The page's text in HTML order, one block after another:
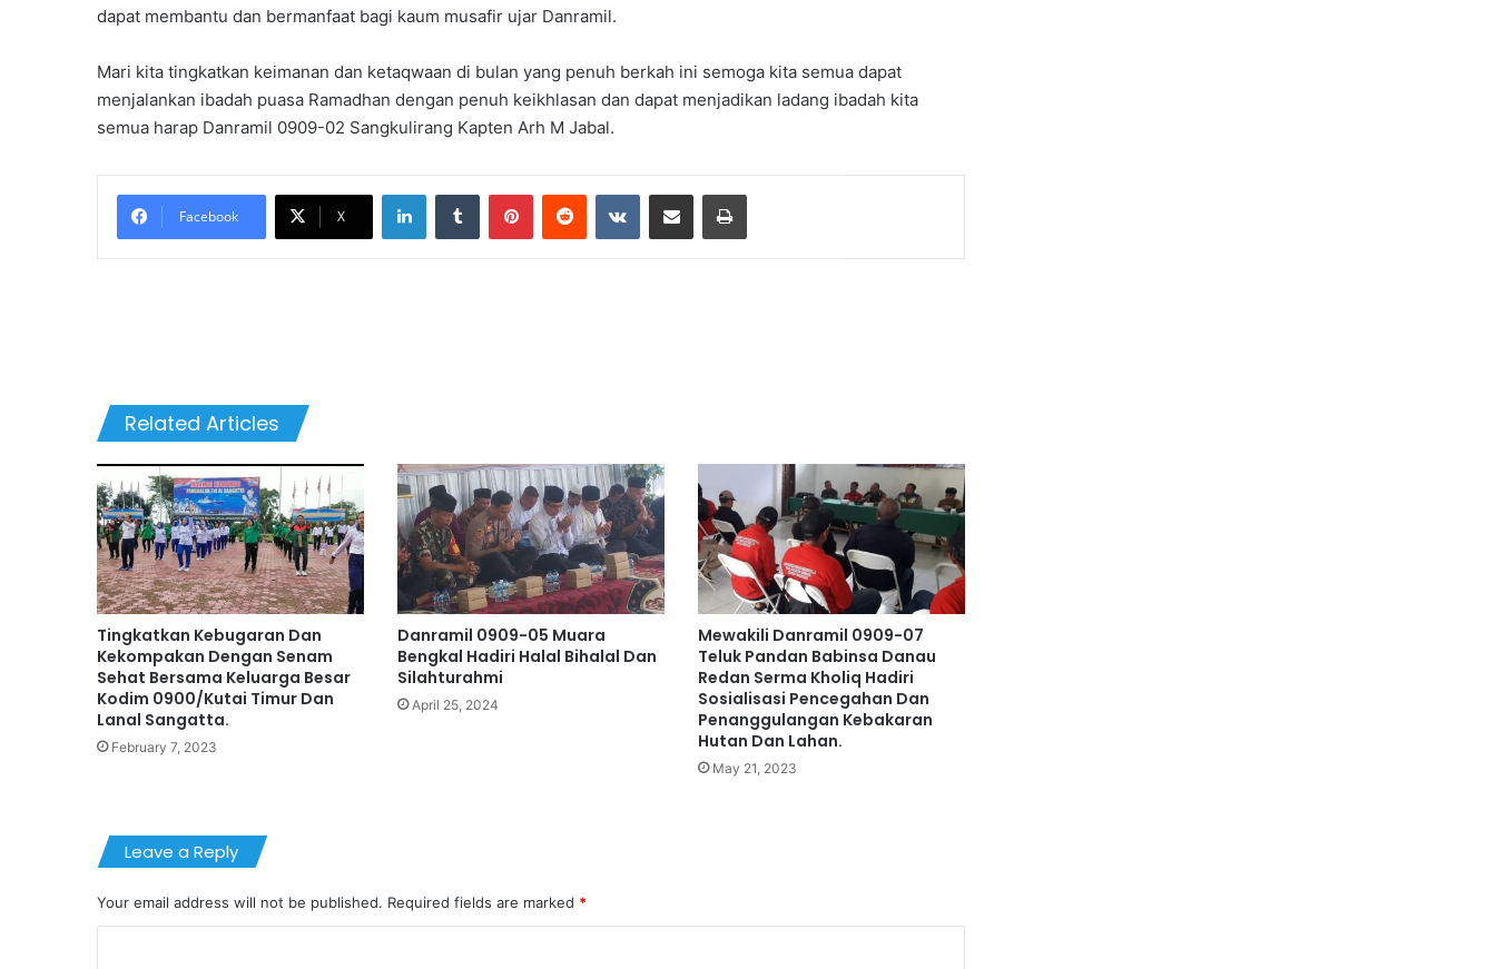
dapat membantu dan bermanfaat bagi kaum musafir ujar Danramil.
Mari kita tingkatkan keimanan dan ketaqwaan di bulan yang penuh berkah ini semoga kita semua dapat
menjalankan ibadah puasa Ramadhan dengan penuh keikhlasan dan dapat menjadikan ladang ibadah kita
semua harap Danramil 0909-02 Sangkulirang Kapten Arh M Jabal.
Facebook X
LinkedInTumblr PinterestReddit VKontakteShare via Email Print
Related Articles
Tingkatkan Kebugaran Dan
Kekompakan Dengan Senam
Sehat Bersama Keluarga Besar
Kodim 0900/Kutai Timur Dan
Lanal Sangatta.
February 7, 2023
Danramil 0909-05 Muara
Bengkal Hadiri Halal Bihalal Dan
Silahturahmi
April 25, 2024
Mewakili Danramil 0909-07
Teluk Pandan Babinsa Danau
Redan Serma Kholiq Hadiri
Sosialisasi Pencegahan Dan
Penanggulangan Kebakaran
Hutan Dan Lahan.
May 21, 2023
Leave a Reply
Your email address will not be published. Required fields are marked *